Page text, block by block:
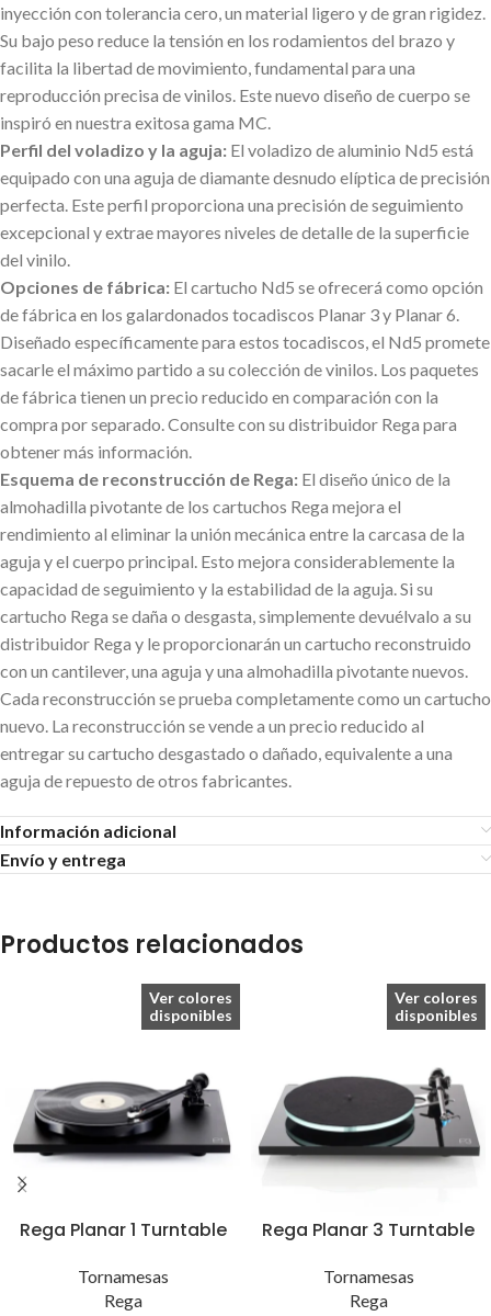
inyección con tolerancia cero, un material ligero y de gran rigidez.
Su bajo peso reduce la tensión en los rodamientos del brazo y
facilita la libertad de movimiento, fundamental para una
reproducción precisa de vinilos. Este nuevo diseño de cuerpo se
inspiró en nuestra exitosa gama MC.
Perfil del voladizo y la aguja: El voladizo de aluminio Nd5 está
equipado con una aguja de diamante desnudo elíptica de precisión
perfecta. Este perfil proporciona una precisión de seguimiento
excepcional y extrae mayores niveles de detalle de la superficie
del vinilo.
Opciones de fábrica: El cartucho Nd5 se ofrecerá como opción
de fábrica en los galardonados tocadiscos Planar 3 y Planar 6.
Diseñado específicamente para estos tocadiscos, el Nd5 promete
sacarle el máximo partido a su colección de vinilos. Los paquetes
de fábrica tienen un precio reducido en comparación con la
compra por separado. Consulte con su distribuidor Rega para
obtener más información.
Esquema de reconstrucción de Rega: El diseño único de la
almohadilla pivotante de los cartuchos Rega mejora el
rendimiento al eliminar la unión mecánica entre la carcasa de la
aguja y el cuerpo principal. Esto mejora considerablemente la
capacidad de seguimiento y la estabilidad de la aguja. Si su
cartucho Rega se daña o desgasta, simplemente devuélvalo a su
distribuidor Rega y le proporcionarán un cartucho reconstruido
con un cantilever, una aguja y una almohadilla pivotante nuevos.
Cada reconstrucción se prueba completamente como un cartucho
nuevo. La reconstrucción se vende a un precio reducido al
entregar su cartucho desgastado o dañado, equivalente a una
aguja de repuesto de otros fabricantes.
Información adicional
Envío y entrega
Productos relacionados
Ver colores
disponibles
Rega Planar 1 Turntable
Tornamesas
Rega
Ver colores
disponibles
Rega Planar 3 Turntable
Tornamesas
Rega